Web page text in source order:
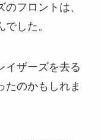
フロントは、
した。
イザーズを去る
たのかもしれま